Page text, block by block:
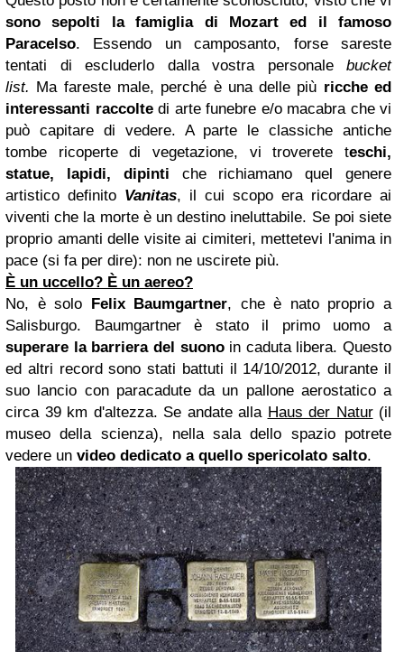
sono sepolti la famigliadi Mozart ed il famoso
Paracelso. Essendo un camposanto, forse sareste
tentati di escluderlo dalla vostra personale bucket
list. Ma fareste male, perché è una delle più ricche ed
interessanti raccoltedi arte funebre e/o macabra che vi
può capitare di vedere. A parte le classiche antiche
tombe ricoperte di vegetazione, vi troverete teschi,
statue, lapidi, dipinti che richiamano quel genere
artistico definito Vanitas, il cui scopo era ricordare ai
viventi che la morte è un destino ineluttabile. Se poi siete
proprio amanti delle visite ai cimiteri, mettetevi l'anima in
pace (si fa per dire): non ne uscirete più.
È un uccello? È un aereo?
No, è solo Felix Baumgartner, che è nato proprio a
Salisburgo. Baumgartner è stato il primo uomo a
superare la barriera del suonoin caduta libera. Questo
ed altri record sono stati battuti il 14/10/2012, durante il
suo lancio con paracadute da un pallone aerostatico a
circa 39 km d'altezza. Se andate alla Haus der Natur(il
museo della scienza), nella sala dello spazio potrete
vedere un video dedicato a quello spericolato salto.